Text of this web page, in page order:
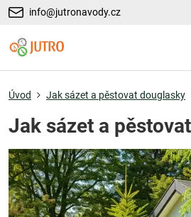
info@jutronavody.cz
Úvod Jak sázet a pěstovat douglasky
Jak sázet a